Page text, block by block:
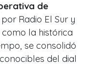
de
Radio El Sur y
la histórica
se consolidó
del dial